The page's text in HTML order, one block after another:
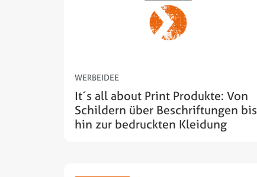
WERBEIDEE
It´s all about Print Produkte: Von
Schildern über Beschriftungen bis
hin zur bedruckten Kleidung